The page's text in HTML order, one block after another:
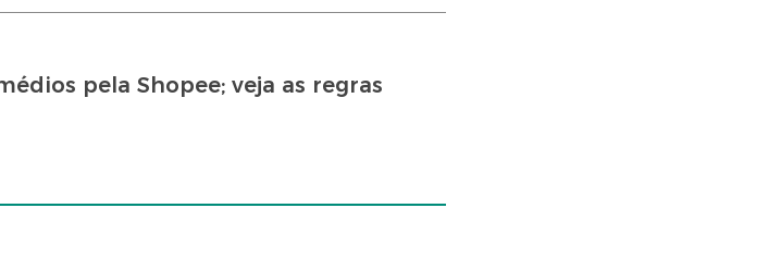
pela Shopee; veja as regras